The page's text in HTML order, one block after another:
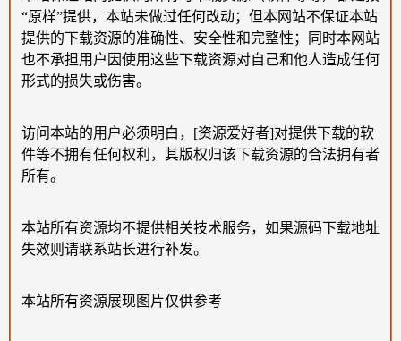
“原样”提供，本站未做过任何改动；但本网站不保证本站
提供的下载资源的准确性、安全性和完整性；同时本网站
也不承担用户因使用这些下载资源对自己和他人造成任何
形式的损失或伤害。
访问本站的用户必须明白，[资源爱好者]对提供下载的软
件等不拥有任何权利，其版权归该下载资源的合法拥有者
所有。
本站所有资源均不提供相关技术服务，如果源码下载地址
失效则请联系站长进行补发。
本站所有资源展现图片仅供参考